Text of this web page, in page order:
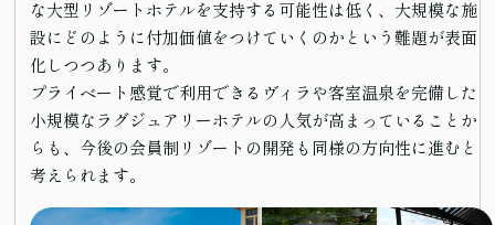
な大型リゾートホテルを支持する可能性は低く、大規模な施
設にどのように付加価値をつけていくのかという難題が表面
化しつつあります。
プライベート感覚で利用できるヴィラや客室温泉を完備した
小規模なラグジュアリーホテルの人気が高まっていることか
らも、今後の会員制リゾートの開発も同様の方向性に進むと
考えられます。